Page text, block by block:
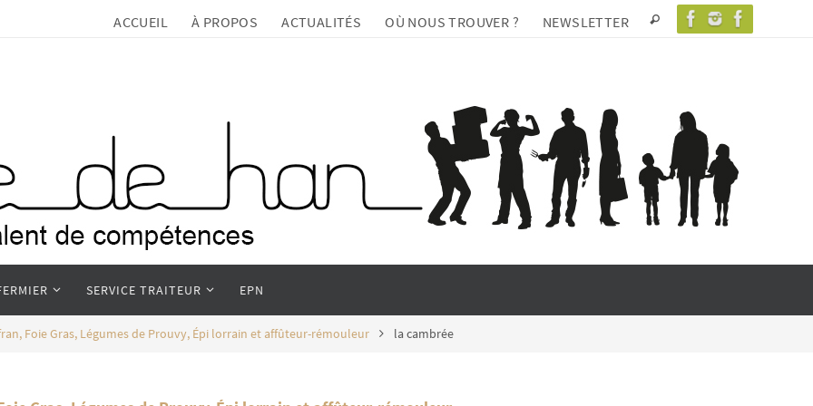
ACCUEIL À PROPOS ACTUALITÉS OÙ NOUS TROUVER ? NEWSLETTER
SERVICE TRAITEUR EPN
Foie Gras, Légumes de Prouvy, Épi lorrain et affûteur-rémouleur la cambrée